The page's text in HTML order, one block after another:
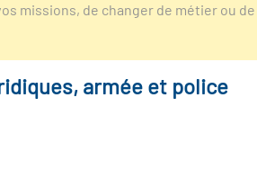
missions, de changer de métier ou de
armée et police